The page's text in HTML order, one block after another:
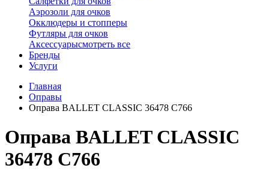
Аэрозоли для очков
Окклюдеры и стопперы
Футляры для очков
Аксессуарысмотреть все
Бренды
Услуги
Главная
Оправы
Оправа BALLET CLASSIC 36478 С766
Оправа BALLET CLASSIC
36478 С766